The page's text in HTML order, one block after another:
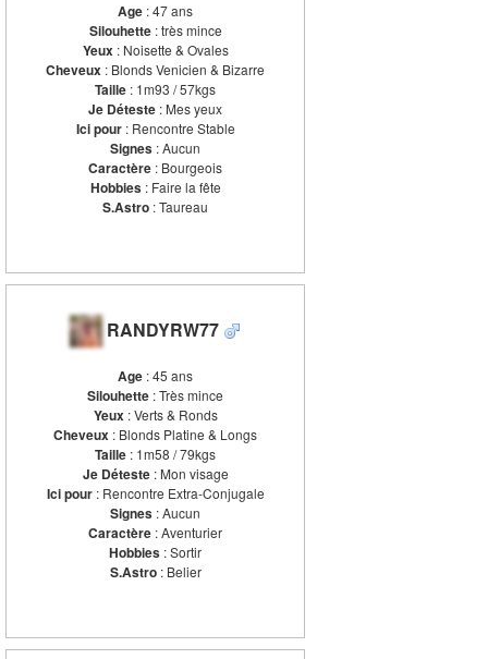
Age : 47 ans
Silouhette: très mince
Yeux : Noisette & Ovales
Cheveux : Blonds Venicien & Bizarre
Taille : 1m93 / 57kgs
Je Déteste : Mes yeux
Ici pour: Rencontre Stable
Signes : Aucun
Caractère : Bourgeois
Hobbies: Faire la fête
S.Astro : Taureau
RANDYRW77
Age : 45 ans
Silouhette : Très mince
Yeux : Verts & Ronds
Cheveux : Blonds Platine & Longs
Taille : 1m58 / 79kgs
Je Déteste: Mon visage
Ici pour: Rencontre Extra-Conjugale
Signes : Aucun
Caractère : Aventurier
Hobbies : Sortir
S.Astro: Belier